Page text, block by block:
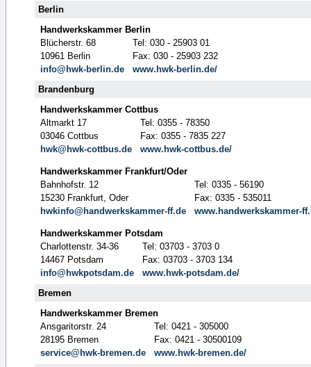
Berlin
Handwerkskammer Berlin
Blücherstr. 68
Tel: 030 - 25903 01
10961 Berlin
Fax: 030 - 25903 232
info@hwk-berlin.de
www.hwk-berlin.de/
Brandenburg
Handwerkskammer Cottbus
Altmarkt 17
Tel: 0355 - 78350
03046 Cottbus
Fax: 0355 - 7835 227
hwk@hwk-cottbus.de
www.hwk-cottbus.de/
Handwerkskammer Frankfurt/Oder
Bahnhofstr. 12
Tel: 0335 - 56190
15230 Frankfurt, Oder
Fax: 0335 - 535011
hwkinfo@handwerkskammer-ff.de
www.handwerkskammer-
Handwerkskammer Potsdam
Charlottenstr. 34-36
Tel: 03703 - 3703 0
14467 Potsdam
Fax: 03703 - 3703 134
info@hwkpotsdam.de
www.hwk-potsdam.de/
Bremen
Handwerkskammer Bremen
Ansgaritorstr. 24
Tel: 0421 - 305000
28195 Bremen
Fax: 0421 - 30500109
service@hwk-bremen.de
www.hwk-bremen.de/